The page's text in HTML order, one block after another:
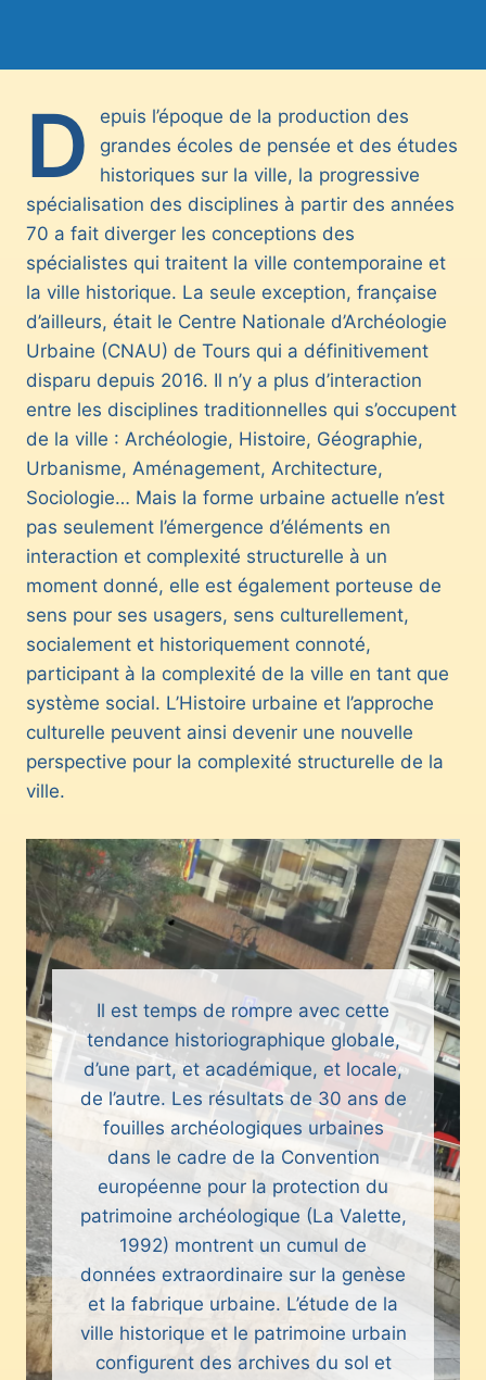
D
epuis l’époque de la production des
grandes écoles de pensée et des études
historiques sur la ville, la progressive
spécialisation des disciplines à partir des années
70 a fait diverger les conceptions des
spécialistes qui traitent la ville contemporaine et
la ville historique. La seule exception, française
d’ailleurs, était le Centre Nationale d’Archéologie
Urbaine (CNAU) de Tours qui a définitivement
disparu depuis 2016. Il n’y a plus d’interaction
entre les disciplines traditionnelles qui s’occupent
de la ville : Archéologie, Histoire, Géographie,
Urbanisme, Aménagement, Architecture,
Sociologie… Mais la forme urbaine actuelle n’est
pas seulement l’émergence d’éléments en
interaction et complexité structurelle à un
moment donné, elle est également porteuse de
sens pour ses usagers, sens culturellement,
socialement et historiquement connoté,
participant à la complexité de la ville en tant que
système social. L’Histoire urbaine et l’approche
culturelle peuvent ainsi devenir une nouvelle
perspective pour la complexité structurelle de la
ville.
Il est temps de rompre avec cette
tendance historiographique globale,
d’une part, et académique, et locale,
de l’autre. Les résultats de 30 ans de
fouilles archéologiques urbaines
dans le cadre de la Convention
européenne pour la protection du
patrimoine archéologique (La Valette,
1992) montrent un cumul de
données extraordinaire sur la genèse
et la fabrique urbaine. L’étude de la
ville historique et le patrimoine urbain
configurent des archives du sol et